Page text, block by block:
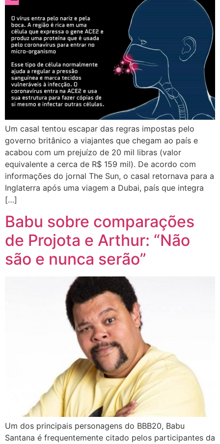
Um casal tentou escapar das regras impostas pelo
governo britânico a viajantes que chegam ao país e
acabou com um prejuízo de 20 mil libras (valor
equivalente a cerca de R$ 159 mil). De acordo com
informações do jornal The Sun, o casal retornava para a
Inglaterra após uma viagem a Dubai, país que integra
[…]
Babu sobre comparações
de Projota e Arthur: “Não
são e nunca serão”
Um dos principais personagens do BBB20, Babu
Santana é frequentemente citado pelos participantes da